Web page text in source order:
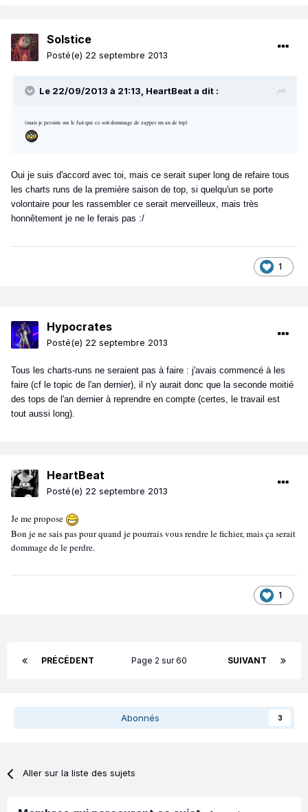
Solstice
Posté(e) 22 septembre 2013
Le 22/09/2013 à 21:13, HeartBeat a dit :
(mais je persiste sur le fait que ce soit dommage de zapper un an de top)
Oui je suis d'accord avec toi, mais ce serait super long de refaire tous
les charts runs de la première saison de top, si quelqu'un se porte
volontaire pour les rassembler ce serait merveilleux, mais très
honnêtement je ne le ferais pas :/
1
Hypocrates
Posté(e) 22 septembre 2013
Tous les charts-runs ne seraient pas à faire : j'avais commencé à les
faire (cf le topic de l'an dernier), il n'y aurait donc que la seconde moitié
des tops de l'an dernier à reprendre en compte (certes, le travail est
tout aussi long).
HeartBeat
Posté(e) 22 septembre 2013
Je me propose
Bon je ne sais pas pour quand je pourrais vous rendre le fichier, mais ça serait
dommage de le perdre.
1
PRÉCÉDENT SUIVANT
Page 2 sur 60
Abonnés 3
Aller sur la liste des sujets